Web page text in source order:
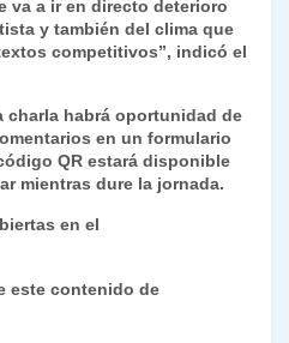
va a ir en directo deterioro
y también del clima que
competitivos”, indicó el
charla habrá oportunidad de
en un formulario
QR estará disponible
mientras dure la jornada.
en el
este contenido de